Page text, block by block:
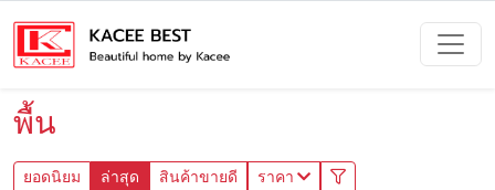
พื้น
ยอดนิยม ล่าสุด สินค้าขายดี ราคา